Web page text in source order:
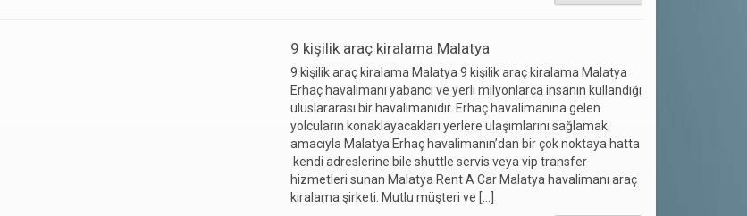
9 kişilik araç kiralama Malatya
9 kişilik araç kiralama Malatya 9 kişilik araç kiralama Malatya
Erhaç havalimanı yabancı ve yerli milyonlarca insanın kullandığı
uluslararası bir havalimanıdır. Erhaç havalimanına gelen
yolcuların konaklayacakları yerlere ulaşımlarını sağlamak
amacıyla Malatya Erhaç havalimanın’dan bir çok noktaya hatta
kendi adreslerine bile shuttle servis veya vip transfer
hizmetleri sunan Malatya Rent A Car Malatya havalimanı araç
kiralama şirketi. Mutlu müşteri ve […]